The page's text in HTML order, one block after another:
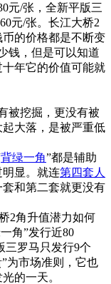
/张，全新平版三
元/张。长江大桥2
的价格都是不断变
钱，但是可以知道
年它的价值可能就
挖掘，更没有被
大落，是被严重低
背绿一角”都是辅助
显。就连第四套人
和第二套就更没有
角”发行近80
三罗马只发行9个
为市场准则，它也
的一天。